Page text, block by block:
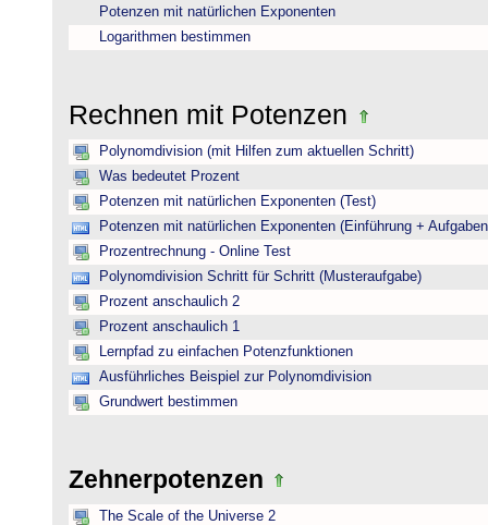
Potenzen mit natürlichen Exponenten
Logarithmen bestimmen
Rechnen mit Potenzen
Polynomdivision (mit Hilfen zum aktuellen Schritt)
Was bedeutet Prozent
Potenzen mit natürlichen Exponenten (Test)
Potenzen mit natürlichen Exponenten (Einführung +
Prozentrechnung - Online Test
Polynomdivision Schritt für Schritt (Musteraufgabe)
Prozent anschaulich 2
Prozent anschaulich 1
Lernpfad zu einfachen Potenzfunktionen
Ausführliches Beispiel zur Polynomdivision
Grundwert bestimmen
Zehnerpotenzen
The Scale of the Universe 2